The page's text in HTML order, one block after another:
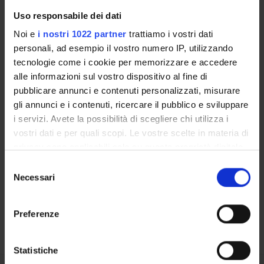
Uso responsabile dei dati
Noi e i nostri 1022 partner trattiamo i vostri dati
personali, ad esempio il vostro numero IP, utilizzando
tecnologie come i cookie per memorizzare e accedere
alle informazioni sul vostro dispositivo al fine di
pubblicare annunci e contenuti personalizzati, misurare
gli annunci e i contenuti, ricercare il pubblico e sviluppare
i servizi. Avete la possibilità di scegliere chi utilizza i
vostri dati e per quali scopi. Le vostre scelte in materia di
modificare o revocare il proprio consenso in qualsiasi
momento dalla Dichiarazione sui cookie o facendo clic
raccogliere informazioni sulla tua posizione
delNecessari
Preferenze
Statistiche
RESEARCH CENTRES
LIBRARIES
SPIN OFF AND COMPANIES
Contacts
People